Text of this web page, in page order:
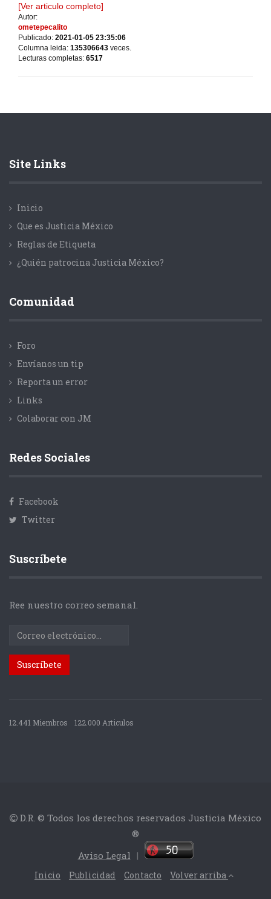
[Ver articulo completo]
Autor:
ometepecalito
Publicado: 2021-01-05 23:35:06
Columna leida: 135306643 veces.
Lecturas completas: 6517
Site Links
Inicio
Que es Justicia México
Reglas de Etiqueta
¿Quién patrocina Justicia México?
Comunidad
Foro
Envíanos un tip
Reporta un error
Links
Colaborar con JM
Redes Sociales
Facebook
Twitter
Suscríbete
Ree nuestro correo semanal.
12.441 Miembros 122.000 Articulos
D.R. © Todos los derechos reservados Justicia México
®
Aviso Legal |
Inicio Publicidad Contacto Volver arriba